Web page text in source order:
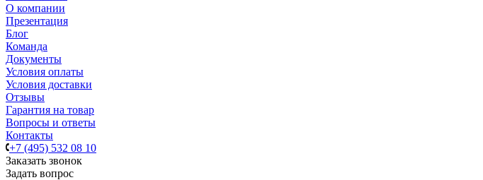
О компании
Презентация
Блог
Команда
Документы
Условия оплаты
Условия доставки
Отзывы
Гарантия на товар
Вопросы и ответы
Контакты
+7 (495) 532 08 10
Заказать звонок
Задать вопрос